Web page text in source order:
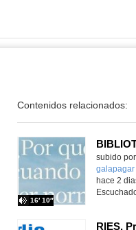
Contenidos relacionados:
subido por
galapagar
16′ 10″
-
hace 2
RIES.